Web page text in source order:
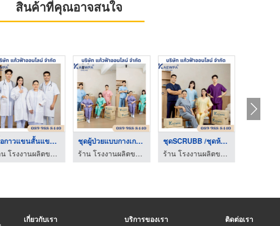
สินค้าที่คุณอาจสนใจ
เกี่ยวกับเรา บริการของเรา ติดต่อเรา